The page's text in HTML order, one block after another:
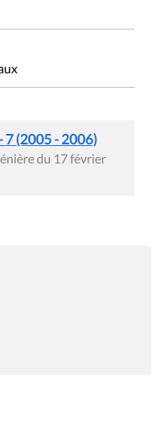
(2005 - 2006)
du 17 février